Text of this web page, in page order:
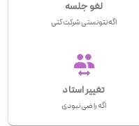
لغو جلسه
اگه نتونستی شرکت کنی
تغییر استاد
اگه راضی نبودی